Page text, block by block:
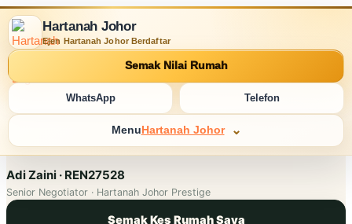
Hartanah Johor
Ejen Hartanah Johor Berdaftar
Semak Nilai Rumah
WhatsApp Telefon
Menu Hartanah Johor
Adi Zaini · REN27528
Senior Negotiator · Hartanah Johor Prestige
Semak Kes Rumah Saya